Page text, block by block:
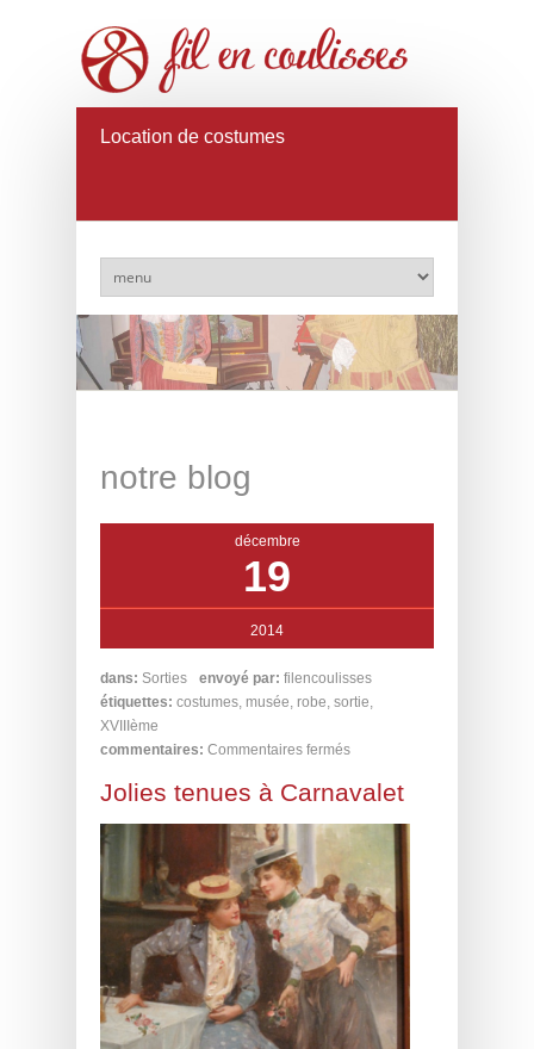
Location de costumes
notre blog
décembre
19
2014
dans: Sorties envoyé par: filencoulisses
étiquettes: costumes, musée, robe, sortie,
XVIIIème
commentaires: Commentaires fermés
Jolies tenues à Carnavalet